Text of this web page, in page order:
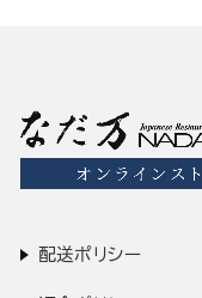
配送ポリシー